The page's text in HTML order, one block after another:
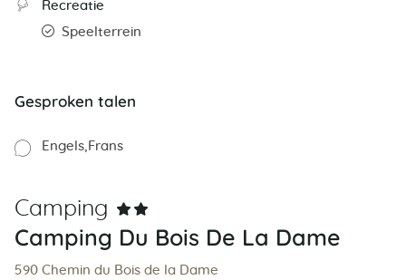
Recreatie
Speelterrein
Gesproken talen
Engels Frans
Camping
Camping Du Bois De La Dame
590 Chemin du Bois de la Dame